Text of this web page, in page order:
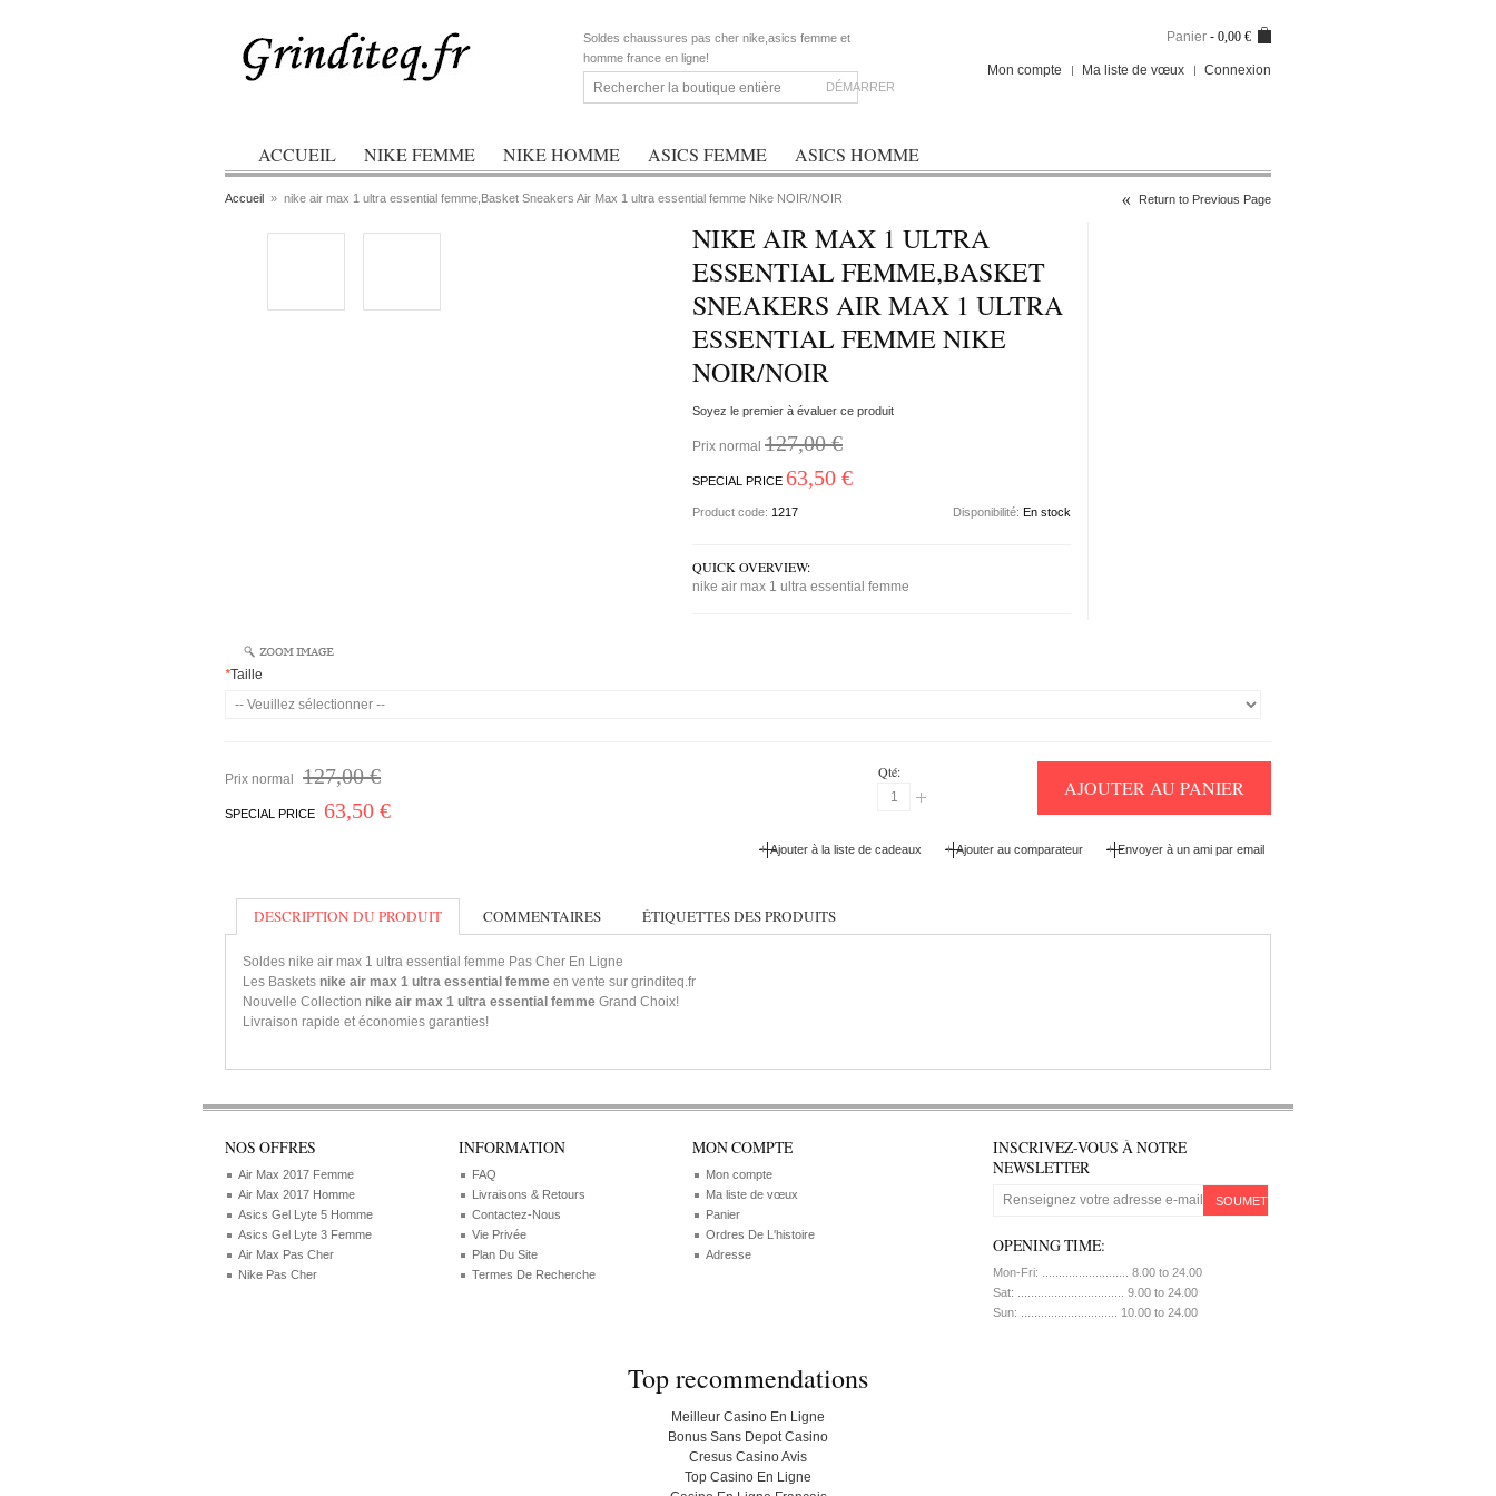
Soldes chaussures pas cher nike,asics femme et
homme france en ligne!
DÉMARRER
Panier - 0,00 €
Mon compte Ma liste de vœux Connexion
ACCUEIL NIKE FEMME NIKE HOMME ASICS FEMME ASICS HOMME
Accueil » nike air max 1 ultra essential femme,Basket Sneakers Air Max 1 ultra essential femme Nike NOIR/NOIR Return to Previous Page
NIKE AIR MAX 1 ULTRA
ESSENTIAL FEMME,BASKET
SNEAKERS AIR MAX 1 ULTRA
ESSENTIAL FEMME NIKE
NOIR/NOIR
Soyez le premier à évaluer ce produit
Prix normal 127,00 €
SPECIAL PRICE 63,50 €
Product code: 1217 Disponibilité: En stock
QUICK OVERVIEW:
nike air max 1 ultra essential femme
*Taille
Prix normal 127,00 €
SPECIAL PRICE 63,50 €
Qté:
AJOUTER AU PANIER
+Ajouter à la liste de cadeaux +Ajouter au comparateur +Envoyer à un ami par email
DESCRIPTION DU PRODUIT COMMENTAIRES ÉTIQUETTES DES PRODUITS
Soldes nike air max 1 ultra essential femme Pas Cher En Ligne
Les Baskets nike air max 1 ultra essential femme en vente sur grinditeq.fr
Nouvelle Collection nike air max 1 ultra essential femme Grand Choix!
Livraison rapide et économies garanties!
INSCRIVEZ-VOUS À NOTRE
NEWSLETTER
SOUMETTRE
OPENING TIME:
Mon-Fri: .......................... 8.00 to 24.00
Sat: ................................ 9.00 to 24.00
Sun: ............................. 10.00 to 24.00
NOS OFFRES
Air Max 2017 Femme
Air Max 2017 Homme
Asics Gel Lyte 5 Homme
Asics Gel Lyte 3 Femme
Air Max Pas Cher
Nike Pas Cher
INFORMATION
FAQ
Livraisons & Retours
Contactez-Nous
Vie Privée
Plan Du Site
Termes De Recherche
MON COMPTE
Mon compte
Ma liste de vœux
Panier
Ordres De L'histoire
Adresse
Top recommendations
Meilleur Casino En Ligne
Bonus Sans Depot Casino
Cresus Casino Avis
Top Casino En Ligne